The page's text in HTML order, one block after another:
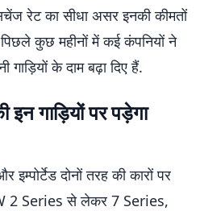
रेट का सीधा असर इनकी कीमतों
कुछ महीनों में कई कंपनियों ने
के दाम बढ़ा दिए हैं.
गाड़ियों पर पड़ेगा
दोनों तरह की कारों पर
2 Series से लेकर 7 Series,